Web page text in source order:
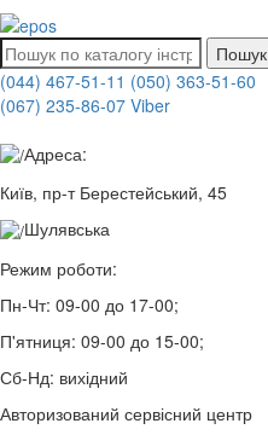
Пошук
(044) 467-51-11 (050) 363-51-60
(067) 235-86-07 Viber
Адреса:
Київ, пр-т Берестейський, 45
Шулявська
Режим роботи:
Пн-Чт: 09-00 до 17-00;
П'ятниця: 09-00 до 15-00;
Сб-Нд: вихідний
Авторизований сервісний центр